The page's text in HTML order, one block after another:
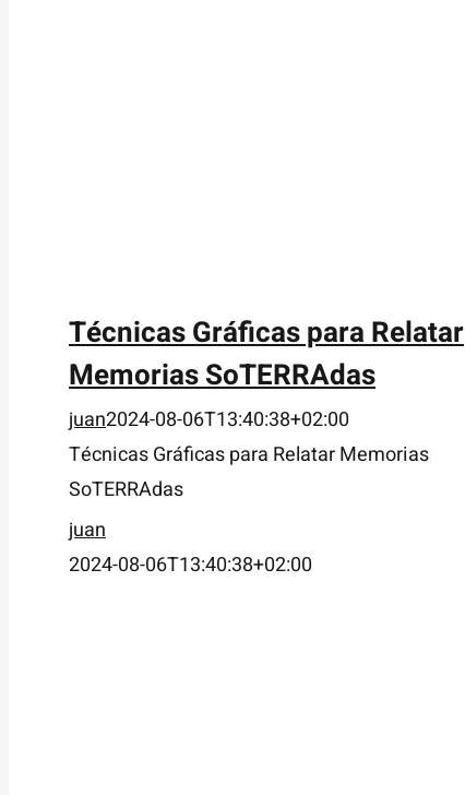
Técnicas Gráficas para Relatar
Memorias SoTERRAdas
juan2024-08-06T13:40:38+02:00
Técnicas Gráficas para Relatar Memorias
SoTERRAdas
juan
2024-08-06T13:40:38+02:00